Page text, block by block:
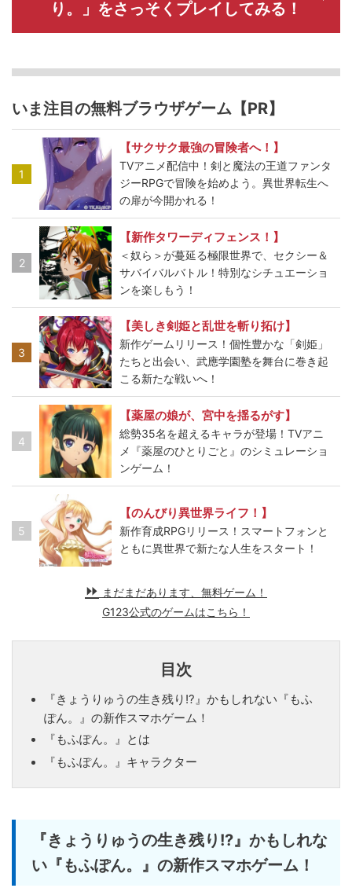
り。」をさっそくプレイしてみる！
いま注目の無料ブラウザゲーム【PR】
1
【サクサク最強の冒険者へ！】
TVアニメ配信中！剣と魔法の王道ファンタ
ジーRPGで冒険を始めよう。異世界転生へ
の扉が今開かれる！
2
【新作タワーディフェンス！】
＜奴ら＞が蔓延る極限世界で、セクシー＆
サバイバルバトル！特別なシチュエーショ
ンを楽しもう！
3
【美しき剣姫と乱世を斬り拓け】
新作ゲームリリース！個性豊かな「剣姫」
たちと出会い、武應学園塾を舞台に巻き起
こる新たな戦いへ！
4
【薬屋の娘が、宮中を揺るがす】
総勢35名を超えるキャラが登場！TVアニ
メ『薬屋のひとりごと』のシミュレーショ
ンゲーム！
5
【のんびり異世界ライフ！】
新作育成RPGリリース！スマートフォンと
ともに異世界で新たな人生をスタート！
まだまだあります、無料ゲーム！
G123公式のゲームはこちら！
目次
『きょうりゅうの生き残り!?』かもしれない『もふ
ぽん。』の新作スマホゲーム！
『もふぽん。』とは
『もふぽん。』キャラクター
『きょうりゅうの生き残り!?』かもしれな
い『もふぽん。』の新作スマホゲーム！